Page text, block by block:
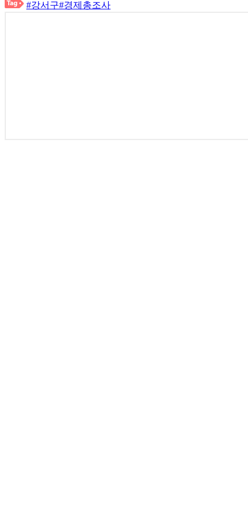
#강서구#경제총조사